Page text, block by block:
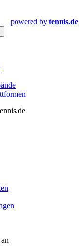
powered by tennis.de